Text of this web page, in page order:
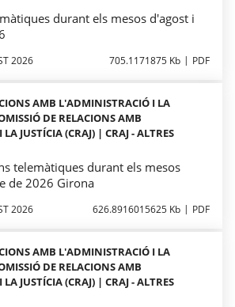
durant els mesos d'agost i
2026 705.1171875 Kb PDF
AMB L'ADMINISTRACIÓ I LA
DE RELACIONS AMB
JUSTÍCIA (CRAJ) | CRAJ - ALTRES
telemàtiques durant els mesos
de 2026 Girona
2026 626.8916015625 Kb PDF
AMB L'ADMINISTRACIÓ I LA
DE RELACIONS AMB
JUSTÍCIA (CRAJ) | CRAJ - ALTRES